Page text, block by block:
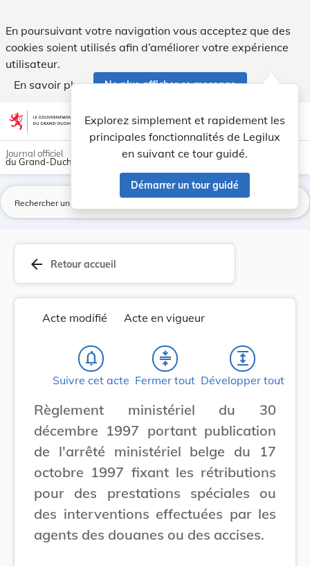
En poursuivant votre navigation vous acceptez que des
cookies soient utilisés afin d’améliorer votre expérience
utilisateur.
En savoir plus
Ne plus afficher ce message
Aller au contenu account_circle help Aide
Explorez simplement et rapidement les
principales fonctionnalités de Legilux
en suivant ce tour guidé.
Démarrer un tour guidé
light_mode dark_mode
Journal officiel
du Grand-Duché de Luxembourg
arrow_back Retour accueil
Acte modifié Acte en vigueur
notifications_none
Suivre cet acte
compress
Fermer tout
expand
Développer tout
Règlement ministériel du 30
décembre 1997 portant publication
de l'arrêté ministériel belge du 17
octobre 1997 fixant les rétributions
pour des prestations spéciales ou
des interventions effectuées par les
agents des douanes ou des accises.